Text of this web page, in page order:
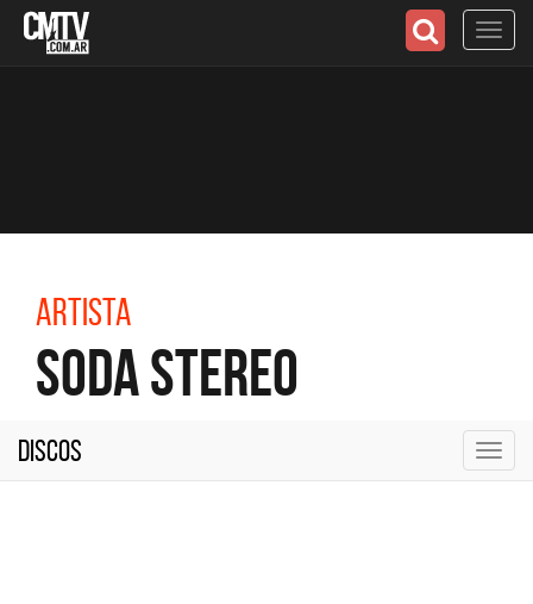
Artista
Soda Stereo
Discos